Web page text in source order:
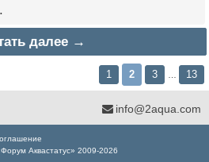
далее →
1 2 3 13
info@2aqua.com
Аквастатус» 2009-2026